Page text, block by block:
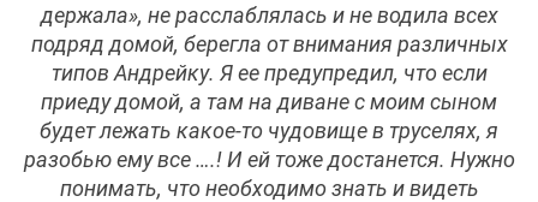
держала», не расслаблялась и не водила всех
подряд домой, берегла от внимания различных
типов Андрейку. Я ее предупредил, что если
приеду домой, а там на диване с моим сыном
будет лежать какое-то чудовище в труселях, я
разобью ему все ….! И ей тоже достанется. Нужно
понимать, что необходимо знать и видеть